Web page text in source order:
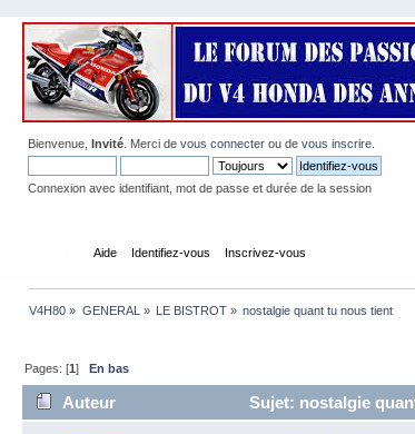
Bienvenue, Invité . Merci de vous connecter ou de vous inscrire
Connexion avec identifiant, mot de passe et durée de la session
Aide Identifiez-vous Inscrivez-vous
V4H80 » GENERAL » LE BISTROT» nostalgie quant tu nous tient
Pages: [1]En bas
Auteur Sujet: nostalgie